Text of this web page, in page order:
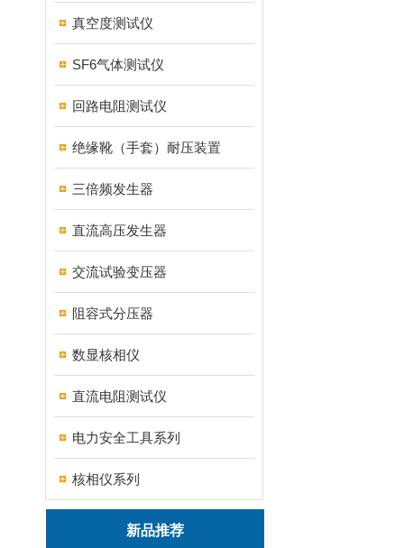
真空度测试仪
SF6气体测试仪
回路电阻测试仪
绝缘靴（手套）耐压装置
三倍频发生器
直流高压发生器
交流试验变压器
阻容式分压器
数显核相仪
直流电阻测试仪
电力安全工具系列
核相仪系列
新品推荐